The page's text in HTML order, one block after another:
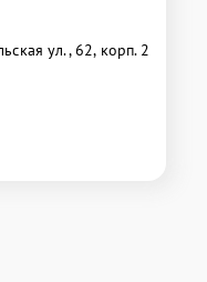
ул., 62, корп. 2